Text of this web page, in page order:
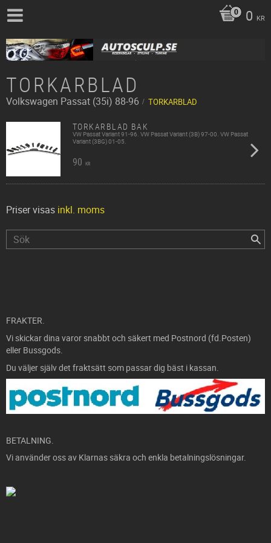
0 KR
TORKARBLAD
Volkswagen Passat (35i) 88-96 TORKARBLAD
TORKARBLAD BAK
VW Passat Variant 91-96. VW Passat Variant (3B) 97-00. VW Passat
Variant (3BG) 01-05.
90 KR
Priser visas inkl. moms
FRAKTER.
Vi skickar dina varor snabbt och säkert med Postnord (fd.Posten)
eller Bussgods.
Du väljer själv det fraktsätt som passar dig bäst i kassan.
BETALNING.
Vi använder oss av Klarnas säkra och enkla betalningslösningar.